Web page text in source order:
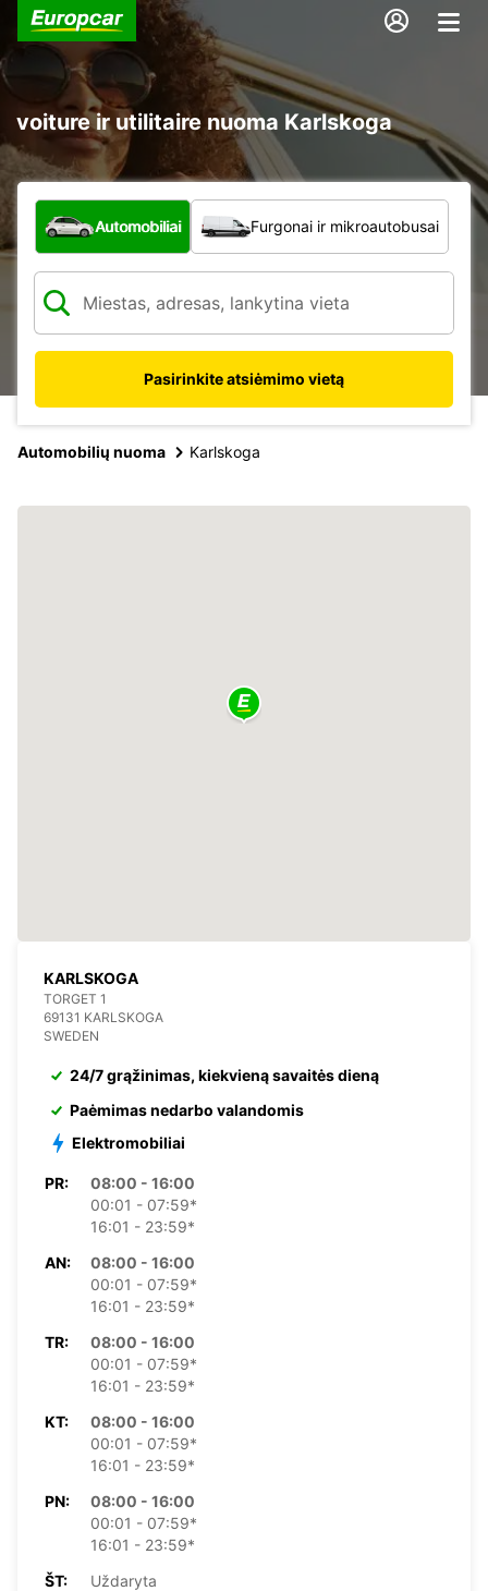
voiture ir utilitaire nuoma Karlskoga
Kokio tipo automobilis?
Automobiliai Furgonai ir mikroautobusai
Pasirinkite atsiėmimo vietą
Automobilių nuoma Karlskoga
KARLSKOGA
TORGET 1
69131 KARLSKOGA
SWEDEN
24/7 grąžinimas, kiekvieną savaitės dieną
Paėmimas nedarbo valandomis
Elektromobiliai
PR:
08:00 - 16:00
00:01 - 07:59*
16:01 - 23:59*
AN:
08:00 - 16:00
00:01 - 07:59*
16:01 - 23:59*
TR:
08:00 - 16:00
00:01 - 07:59*
16:01 - 23:59*
KT:
08:00 - 16:00
00:01 - 07:59*
16:01 - 23:59*
PN:
08:00 - 16:00
00:01 - 07:59*
16:01 - 23:59*
ŠT:
Uždaryta